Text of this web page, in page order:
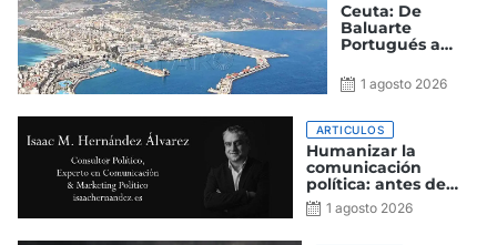
Ceuta: De
Baluarte
Portugués a
Autónoma
Española
1 agosto 2026
ARTICULOS
Humanizar la
comunicación
política: antes de
convencer, hay que
gustar
1 agosto 2026